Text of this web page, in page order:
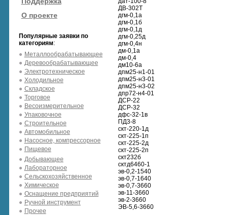
О проекте
Популярные заявки по
категориям:
Металлообрабатывающее
Деревообрабатывающее
Электротехническое
Холодильное
Складское
Торговое
Весоизмерительное
Упаковочное
Строительное
Автомобильное
Насосное, компрессорное
Пищевое
Добывающее
Лабораторное
Сельскохозяйственное
Химическое
Оснащение предприятий
Ручной инструмент
Прочее
ДВ-302Т
дгм-0,1а
дгм-0,1б
дгм-0,1д
дгм-0,25д
дгм-0,4н
дм-0,1а
дм-0,4
дм10-6а
дпм25-н1-01
дпм25-н3-01
дпм25-н3-02
дпр72-н4-01
ДСР-22
ДСР-32
дфс-32-1в
ПД3-8
скт-220-1д
скт-225-1п
скт-225-2д
скт-225-2п
скт232б
сктд6460-1
эв-0,2-1540
эв-0,7-1640
эв-0,7-3660
эв-11-3660
эв-2-3660
ЭВ-5,6-3660